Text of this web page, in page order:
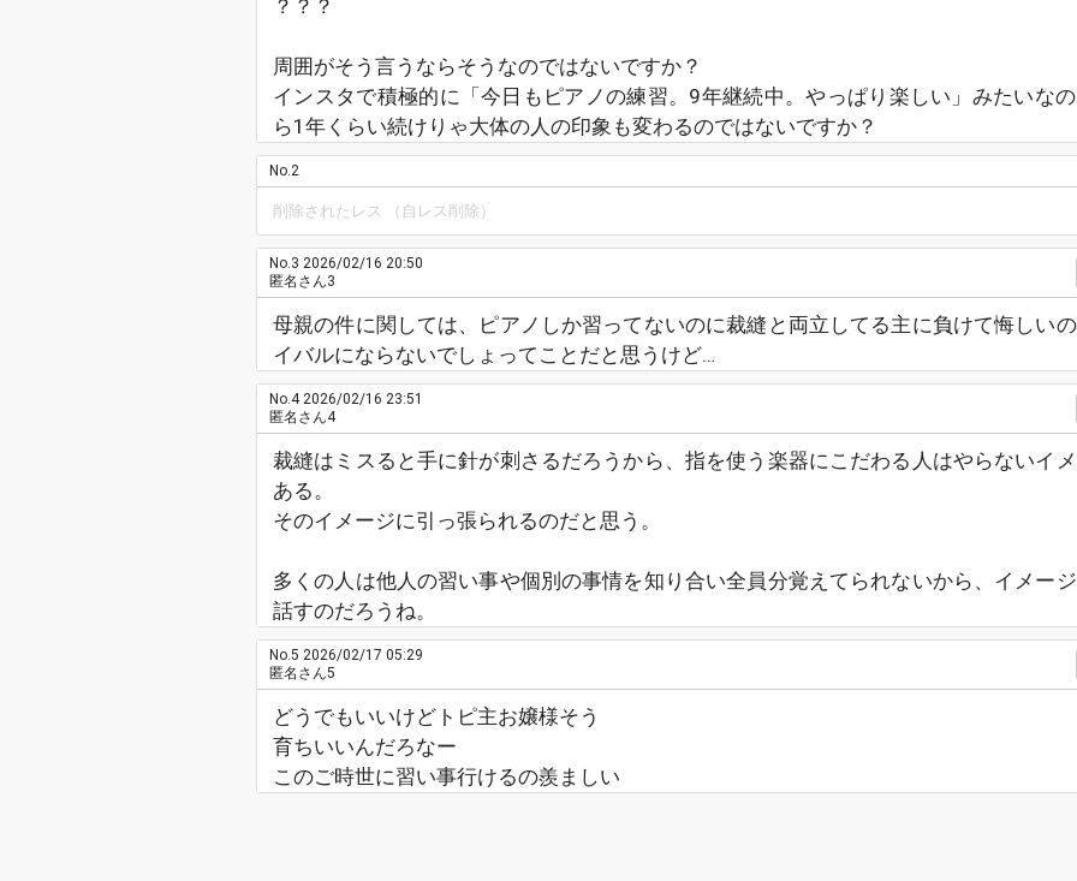
？？？
周囲がそう言うならそうなのではないですか？
インスタで積極的に「今日もピアノの練習。9年継続中。やっぱり楽しい」みたいな
ら1年くらい続けりゃ大体の人の印象も変わるのではないですか？
No.2
削除されたレス （自レス削除）
No.3 2026/02/16 20:50
匿名さん3
母親の件に関しては、ピアノしか習ってないのに裁縫と両立してる主に負けて悔しい
イバルにならないでしょってことだと思うけど…
No.42026/02/16 23:51
匿名さん4
裁縫はミスると手に針が刺さるだろうから、指を使う楽器にこだわる人はやらないイ
ある。
そのイメージに引っ張られるのだと思う。
多くの人は他人の習い事や個別の事情を知り合い全員分覚えてられないから、イメー
話すのだろうね。
No.5 2026/02/17 05:29
匿名さん5
どうでもいいけどトピ主お嬢様そう
育ちいいんだろなー
このご時世に習い事行けるの羨ましい